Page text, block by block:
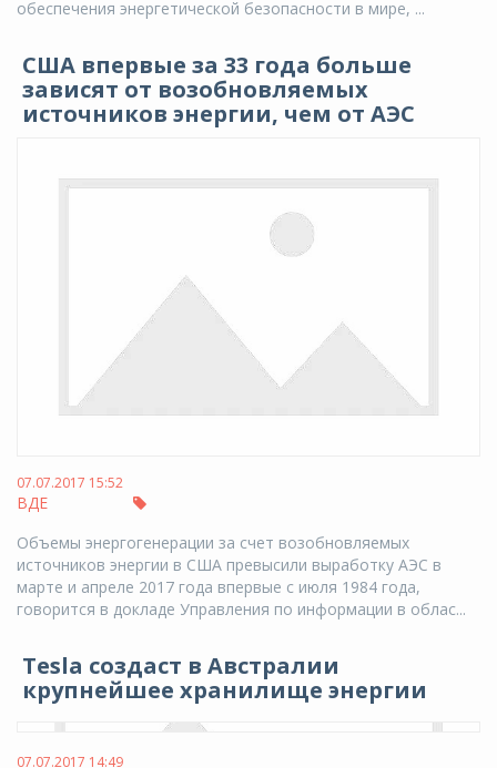
обеспечения энергетической безопасности в мире, ...
США впервые за 33 года больше
зависят от возобновляемых
источников энергии, чем от АЭС
07.07.2017 15:52
ВДЕ
Объемы энергогенерации за счет возобновляемых
источников энергии в США превысили выработку АЭС в
марте и апреле 2017 года впервые с июля 1984 года,
говорится в докладе Управления по информации в облас...
Tesla создаст в Австралии
крупнейшее хранилище энергии
07.07.2017 14:49